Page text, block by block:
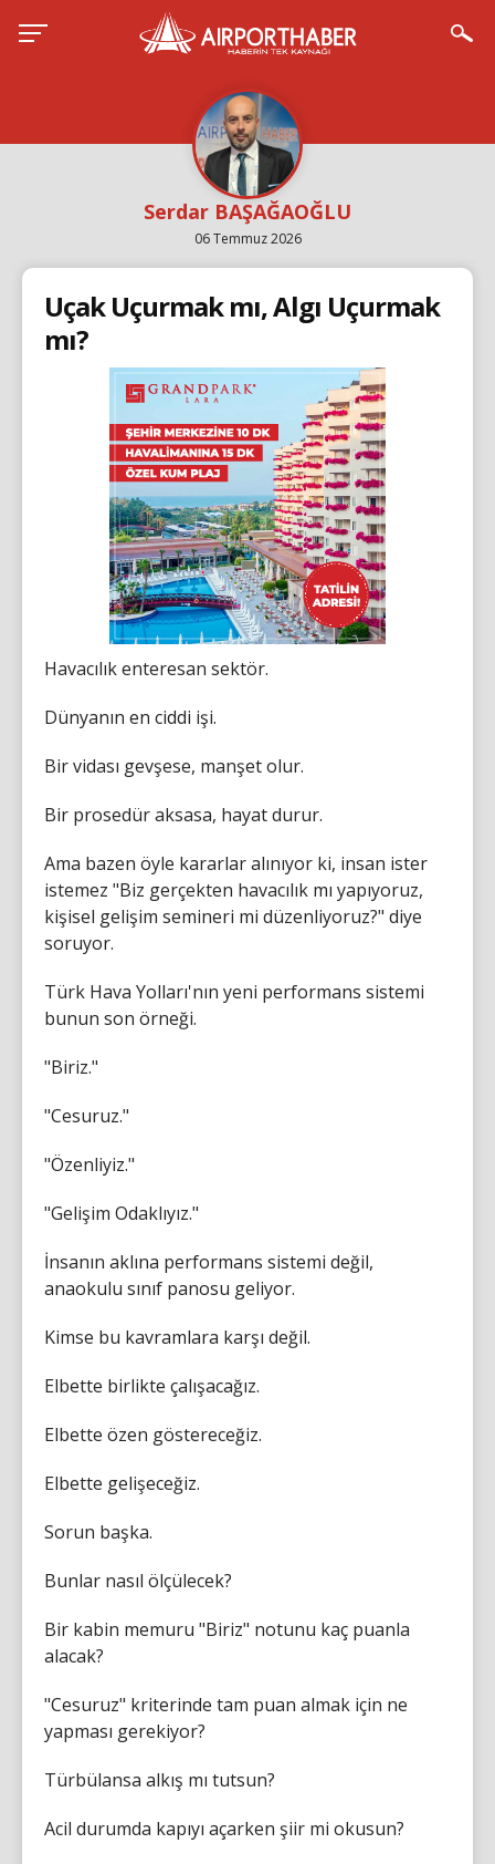
Serdar BAŞAĞAOĞLU
06 Temmuz 2026
Uçak Uçurmak mı, Algı Uçurmak
mı?
Havacılık enteresan sektör.
Dünyanın en ciddi işi.
Bir vidası gevşese, manşet olur.
Bir prosedür aksasa, hayat durur.
Ama bazen öyle kararlar alınıyor ki, insan ister
istemez "Biz gerçekten havacılık mı yapıyoruz,
kişisel gelişim semineri mi düzenliyoruz?" diye
soruyor.
Türk Hava Yolları'nın yeni performans sistemi
bunun son örneği.
"Biriz."
"Cesuruz."
"Özenliyiz."
"Gelişim Odaklıyız."
İnsanın aklına performans sistemi değil,
anaokulu sınıf panosu geliyor.
Kimse bu kavramlara karşı değil.
Elbette birlikte çalışacağız.
Elbette özen göstereceğiz.
Elbette gelişeceğiz.
Sorun başka.
Bunlar nasıl ölçülecek?
Bir kabin memuru "Biriz" notunu kaç puanla
alacak?
"Cesuruz" kriterinde tam puan almak için ne
yapması gerekiyor?
Türbülansa alkış mı tutsun?
Acil durumda kapıyı açarken şiir mi okusun?